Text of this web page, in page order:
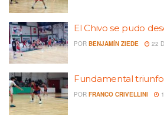
El Chivo se pudo
POR BENJAMÍN ZIEDE 22
Fundamental
POR FRANCO CRIVELLINI